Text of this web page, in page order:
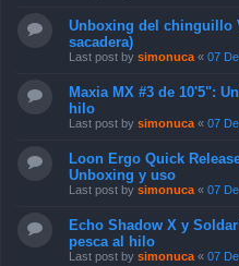
Unboxing del chinguillo
sacadera)
Last post by simonuca « 07
Maxia MX #3 de 10'5":
hilo
Last post by simonuca « 07
Loon Ergo Quick
Unboxing y uso
Last post by simonuca « 07
Echo Shadow X y
pesca al hilo
Last post by simonuca « 07